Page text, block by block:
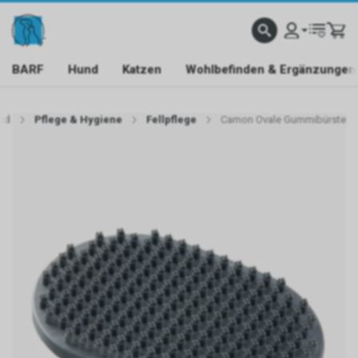
BARF Hund Katzen Wohlbefinden & Ergänzungen
Pflege & Hygiene Fellpflege Camon Ovale Gummibürste